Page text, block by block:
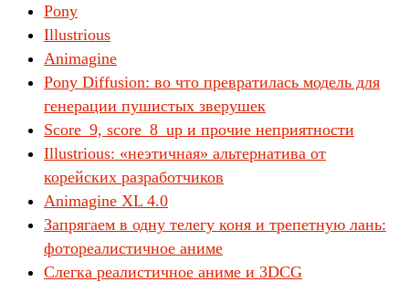
Pony
Illustrious
Animagine
Pony Diffusion: во что превратилась модель для
генерации пушистых зверушек
Score_9, score_8_up и прочие неприятности
Illustrious: «неэтичная» альтернатива от
корейских разработчиков
Animagine XL 4.0
Запрягаем в одну телегу коня и трепетную лань:
фотореалистичное аниме
Слегка реалистичное аниме и 3DCG